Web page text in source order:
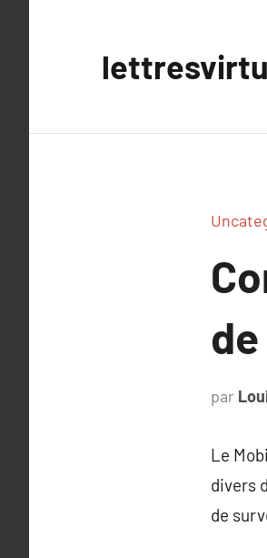
par
Le
divers
de